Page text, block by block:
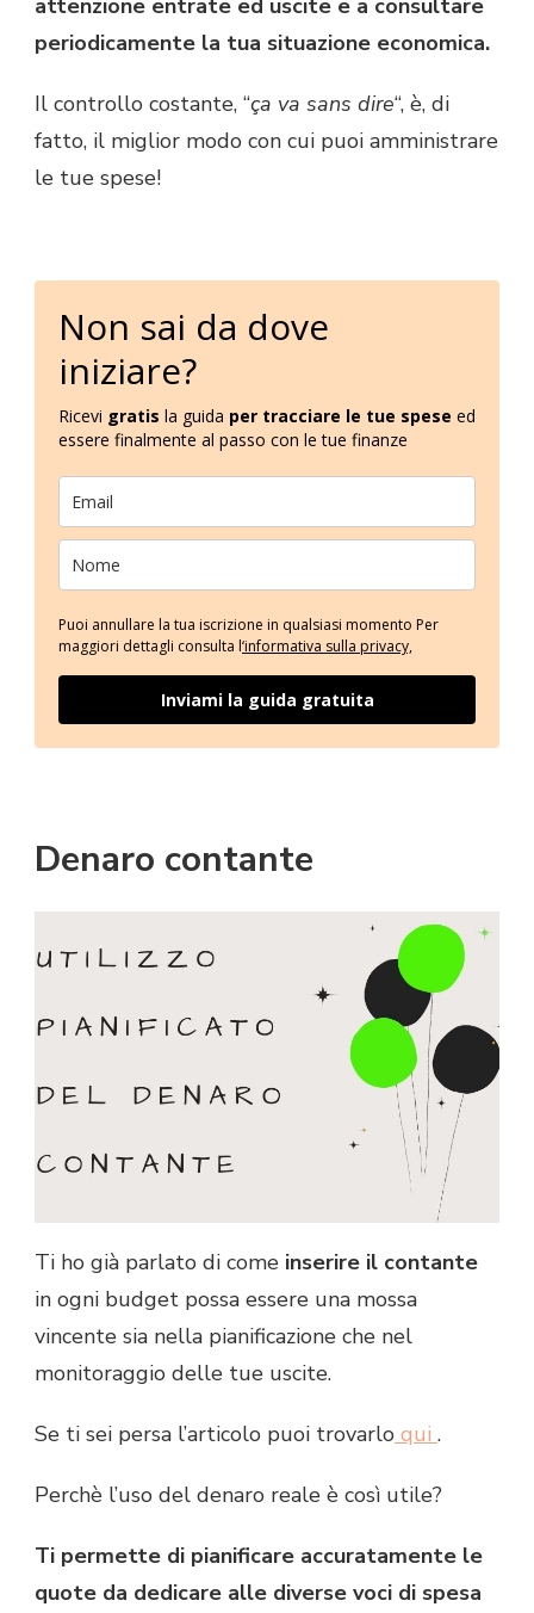
attenzione entrate ed uscite e a consultare
periodicamente la tua situazione economica.
Il controllo costante, “ça va sans dire“, è, di
fatto, il miglior modo con cui puoi amministrare
le tue spese!
Non sai da dove
iniziare?
Ricevi gratis la guida per tracciare le tue spese ed
essere finalmente al passo con le tue finanze
Puoi annullare la tua iscrizione in qualsiasi momento Per
maggiori dettagli consulta l‘informativa sulla privacy,
Inviami la guida gratuita
Denaro contante
Ti ho già parlato di come inserire il contante
in ogni budget possa essere una mossa
vincente sia nella pianificazione che nel
monitoraggio delle tue uscite.
Se ti sei persa l’articolo puoi trovarlo qui .
Perchè l’uso del denaro reale è così utile?
Ti permette di pianificare accuratamente le
quote da dedicare alle diverse voci di spesa